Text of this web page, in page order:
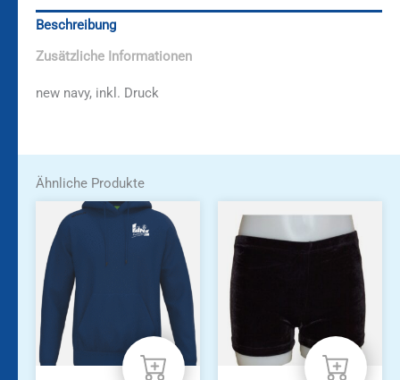
Beschreibung
Zusätzliche Informationen
new navy, inkl. Druck
Ähnliche Produkte
Dieses
Produkt
weist
Varianten
auf.
Die
Optionen
können
auf
Produkt
weist
mehrere
Varianten
können
auf